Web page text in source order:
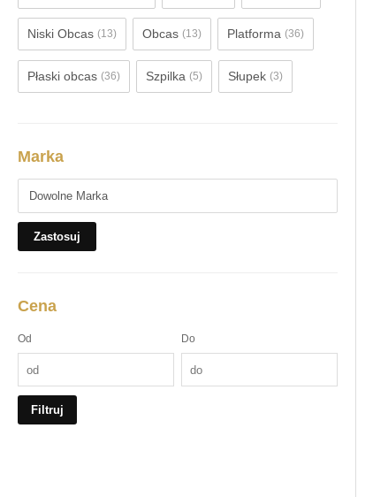
Niski Obcas (13) Obcas (13) Platforma (36)
Płaski obcas (36) Szpilka (5) Słupek (3)
Marka
Zastosuj
Cena
Od Do
Filtruj